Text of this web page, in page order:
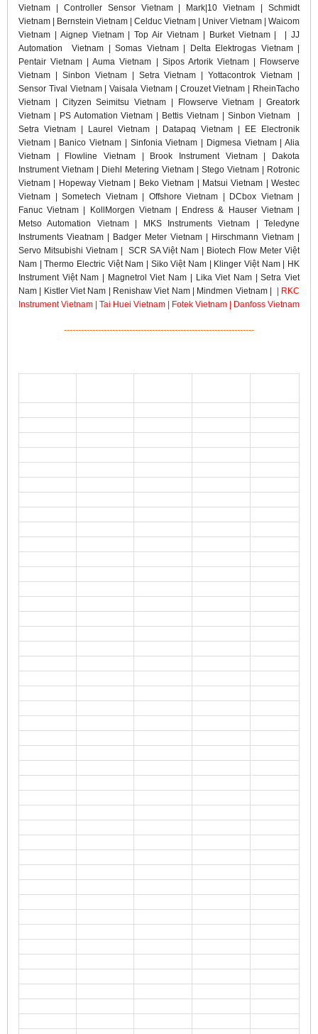
Vietnam | Controller Sensor Vietnam | Mark|10 Vietnam | Schmidt
Vietnam | Bernstein Vietnam | Celduc Vietnam | Univer Vietnam | Waicom
Vietnam | Aignep Vietnam | Top Air Vietnam | Burket Vietnam | | JJ
Automation Vietnam | Somas Vietnam | Delta Elektrogas Vietnam |
Pentair Vietnam | Auma Vietnam | Sipos Artorik Vietnam | Flowserve
Vietnam | Sinbon Vietnam | Setra Vietnam | Yottacontrok Vietnam |
Sensor Tival Vietnam | Vaisala Vietnam | Crouzet Vietnam | RheinTacho
Vietnam | Cityzen Seimitsu Vietnam | Flowserve Vietnam | Greatork
Vietnam | PS Automation Vietnam | Bettis Vietnam | Sinbon Vietnam |
Setra Vietnam | Laurel Vietnam | Datapaq Vietnam | EE Electronik
Vietnam | Banico Vietnam | Sinfonia Vietnam | Digmesa Vietnam | Alia
Vietnam | Flowline Vietnam | Brook Instrument Vietnam | Dakota
Instrument Vietnam | Diehl Metering Vietnam | Stego Vietnam | Rotronic
Vietnam | Hopeway Vietnam | Beko Vietnam | Matsui Vietnam | Westec
Vietnam | Sometech Vietnam | Offshore Vietnam | DCbox Vietnam |
Fanuc Vietnam | KollMorgen Vietnam | Endress & Hauser Vietnam |
Metso Automation Vietnam | MKS Instruments Vietnam | Teledyne
Instruments Vieatnam | Badger Meter Vietnam | Hirschmann Vietnam |
Servo Mitsubishi Vietnam | SCR SA Việt Nam | Biotech Flow Meter Việt
Nam | Thermo Electric Việt Nam | Siko Việt Nam | Klinger Việt Nam | HK
Instrument Việt Nam | Magnetrol Viet Nam | Lika Viet Nam | Setra Viet
Nam | Kistler Viet Nam | Renishaw Viet Nam | Mindmen Vietnam |
| RKC
Instrument Vietnam | Tai Huei Vietnam | Fotek Vietnam | Danfoss Vietnam
-------------------------------------------------------------------